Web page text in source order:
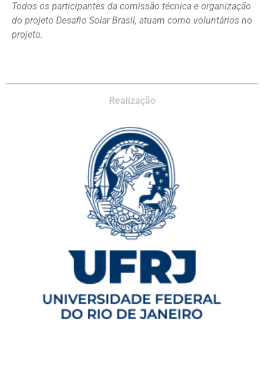
Todos os participantes da comissão técnica e organização
do projeto Desafio Solar Brasil, atuam como voluntários no
projeto.
Realização